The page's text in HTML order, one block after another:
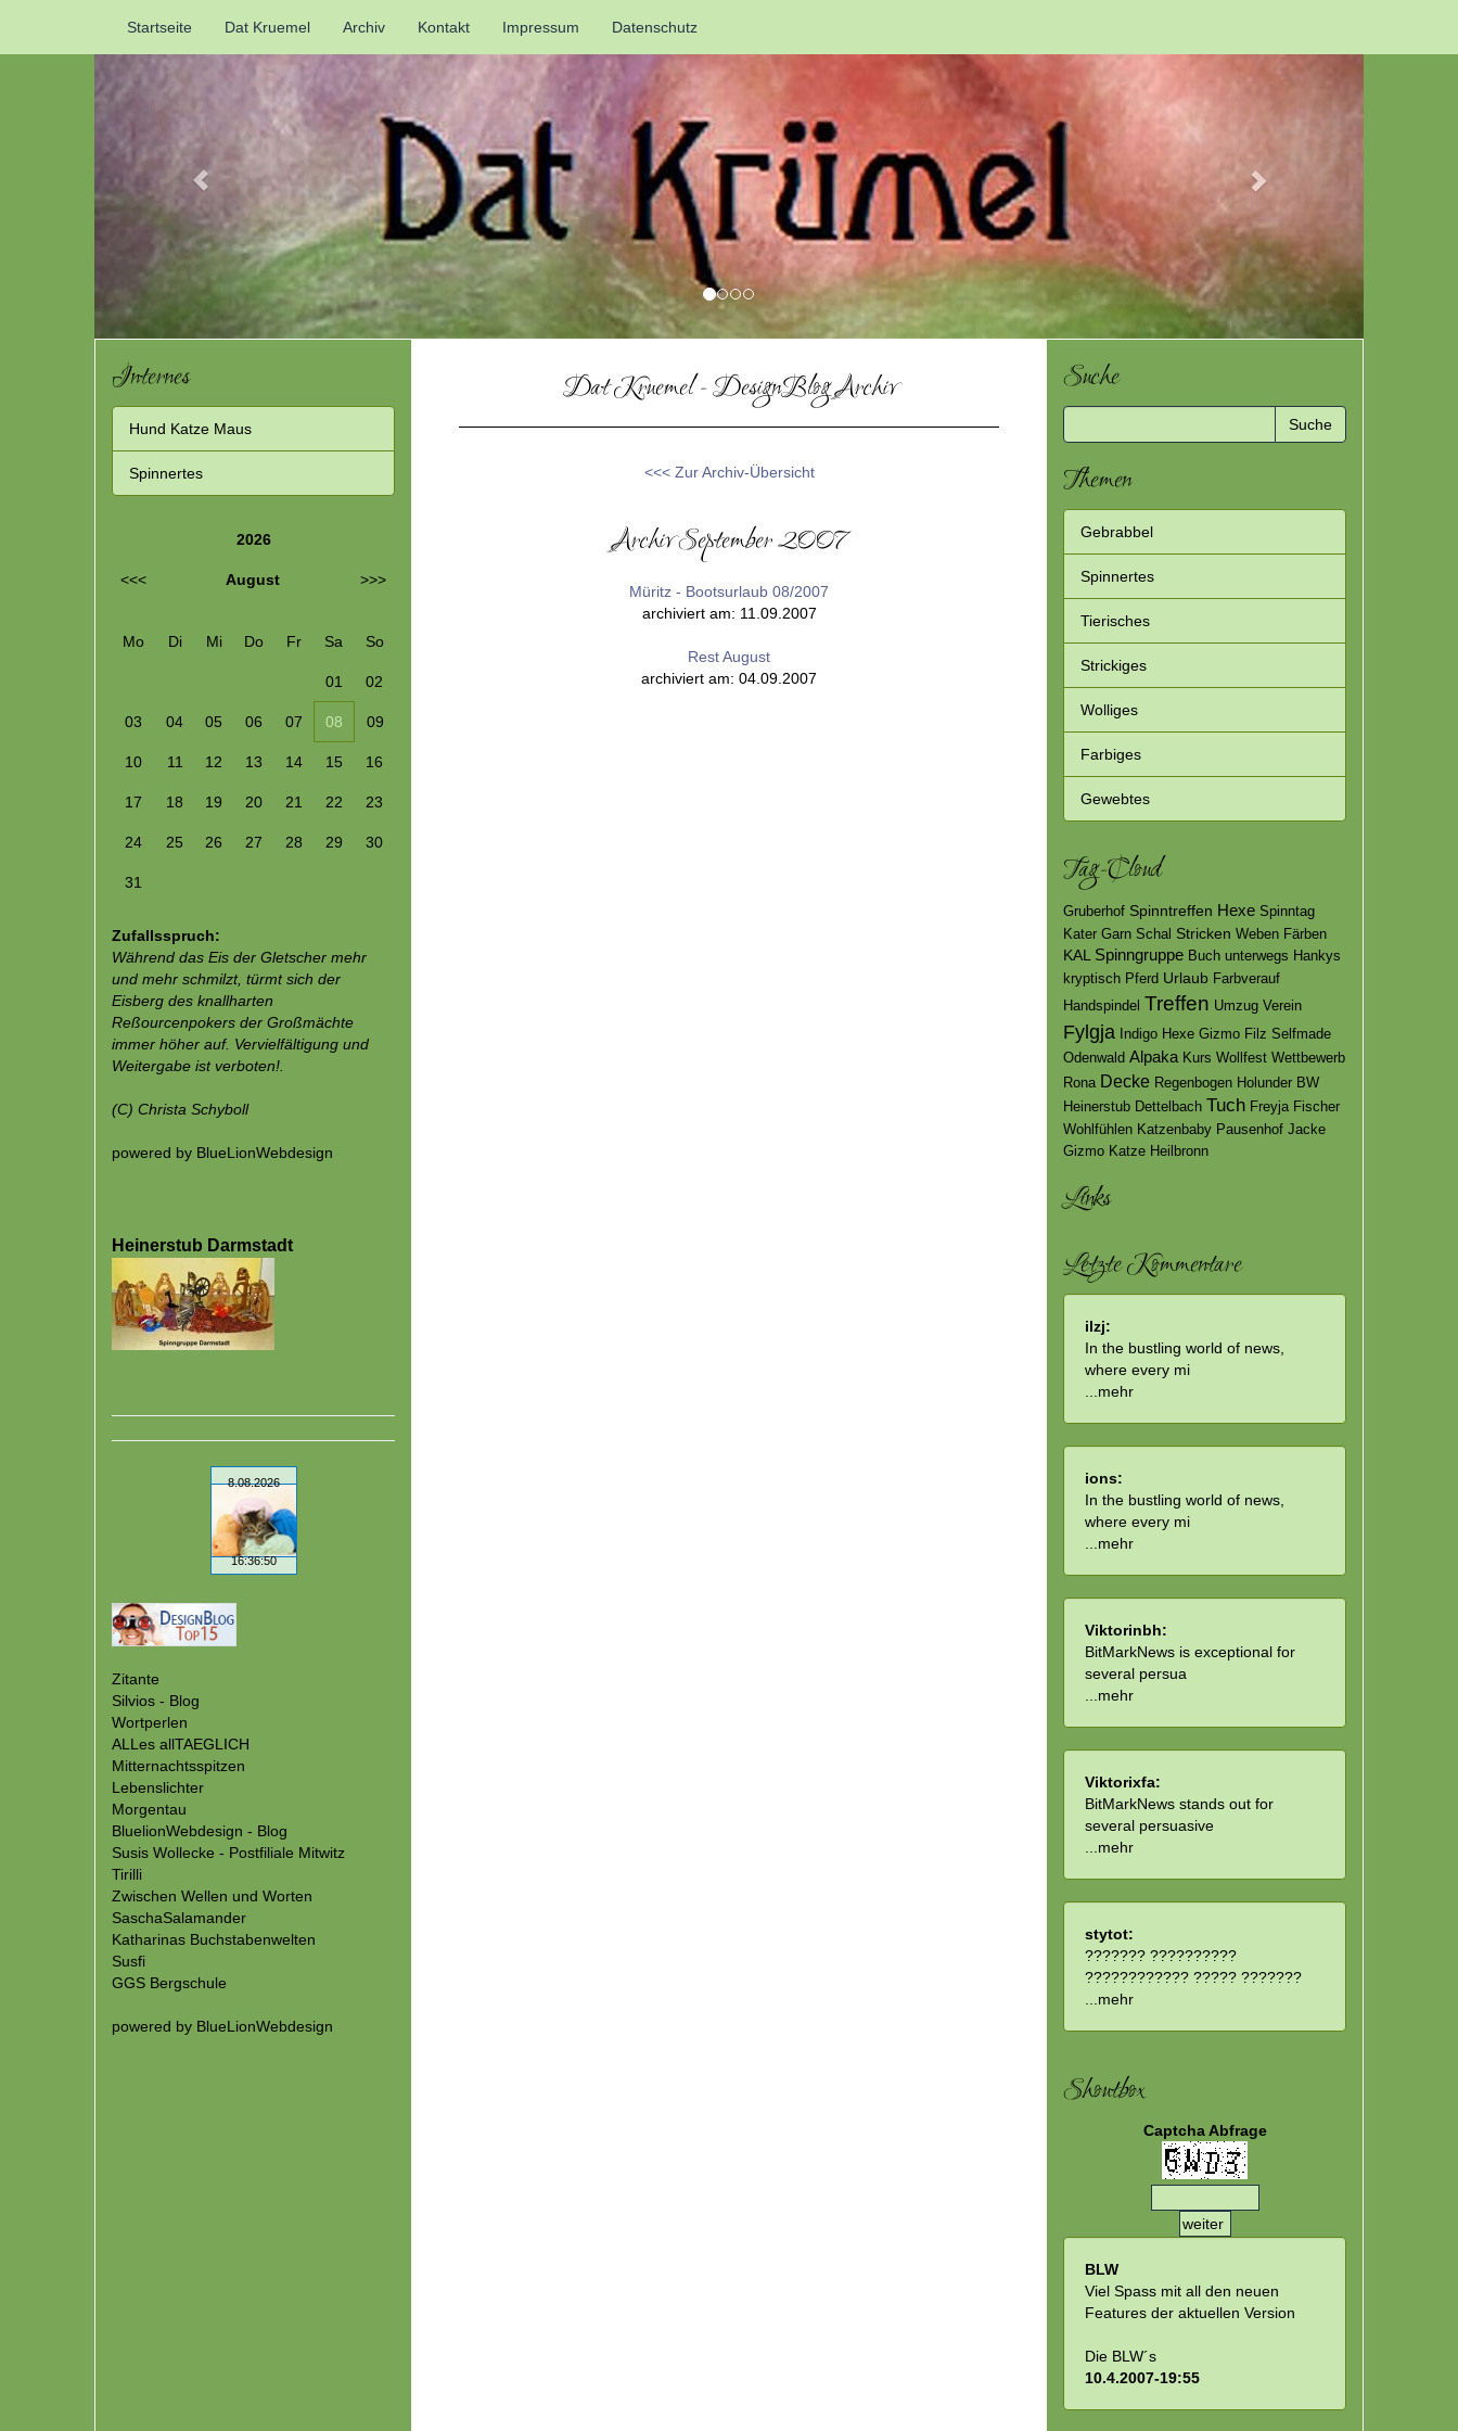
Startseite Dat Kruemel Archiv Kontakt Impressum Datenschutz
Dat Kruemel - DesignBlog Archiv
<<< Zur Archiv-Übersicht
Archiv September 2007
Müritz - Bootsurlaub 08/2007
archiviert am: 11.09.2007
Rest August
archiviert am: 04.09.2007
Internes
Hund Katze Maus
Spinnertes
2026
<<< August >>>
Mo Di Mi Do Fr Sa So
01 02
03 04 05 06 07 08 09
10 11 12 13 14 15 16
17 18 19 20 21 22 23
24 25 26 27 28 29 30
31
Zufallsspruch:
Während das Eis der Gletscher mehr
und mehr schmilzt, türmt sich der
Eisberg des knallharten
Reßourcenpokers der Großmächte
immer höher auf. Vervielfältigung und
Weitergabe ist verboten!.
(C) Christa Schyboll
powered by BlueLionWebdesign
Heinerstub Darmstadt
Zitante
Silvios - Blog
Wortperlen
ALLes allTAEGLICH
Mitternachtsspitzen
Lebenslichter
Morgentau
BluelionWebdesign - Blog
Susis Wollecke - Postfiliale Mitwitz
Tirilli
Zwischen Wellen und Worten
SaschaSalamander
Katharinas Buchstabenwelten
Susfi
GGS Bergschule
powered by BlueLionWebdesign
Suche
Themen
Gebrabbel
Spinnertes
Tierisches
Strickiges
Wolliges
Farbiges
Gewebtes
Tag-Cloud
Gruberhof Spinntreffen Hexe Spinntag
Kater Garn Schal Stricken Weben Färben
KAL Spinngruppe Buch unterwegs Hankys
kryptisch Pferd Urlaub Farbverauf
Handspindel Treffen Umzug Verein
Fylgja Indigo Hexe Gizmo Filz Selfmade
Odenwald Alpaka Kurs Wollfest Wettbewerb
Rona Decke Regenbogen Holunder BW
Heinerstub Dettelbach Tuch Freyja Fischer
Wohlfühlen Katzenbaby Pausenhof Jacke
Gizmo Katze Heilbronn
Links
Letzte Kommentare
ilzj:
In the bustling world of news,
where every mi
mehr
ions:
In the bustling world of news,
where every mi
mehr
Viktorinbh:
BitMarkNews is exceptional for
several persua
mehr
Viktorixfa:
BitMarkNews stands out for
several persuasive
mehr
stytot:
??????? ??????????
???????????? ????? ???????
mehr
Shoutbox
Captcha Abfrage
BLW
Viel Spass mit all den neuen
Features der aktuellen Version
Die BLW´s
10.4.2007-19:55